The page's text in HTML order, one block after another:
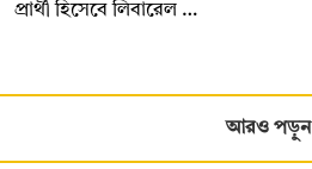
প্রার্থী হিসেবে লিবারেল …
আরও পড়ুন